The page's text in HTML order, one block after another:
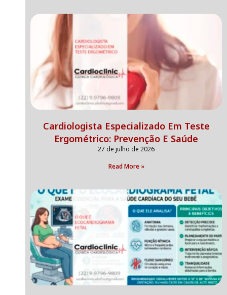
Cardiologista Especializado Em Teste
Ergométrico: Prevenção E Saúde
27 de julho de 2026
Read More »